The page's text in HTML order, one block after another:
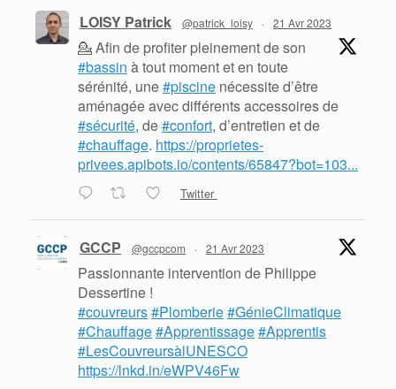
LOISY Patrick @patrick_loisy · 21 Avr 2023
💁 Afin de profiter pleinement de son
#bassin à tout moment et en toute
sérénité, une#piscine nécessite d’être
aménagée avec différents accessoires de
#sécurité, de#confort, d’entretien et de
#chauffage. https://proprietes-
privees.apibots.io/contents/65847?bot=103...
Twitter
GCCP @gccpcom · 21 Avr 2023
Passionnante intervention de Philippe
Dessertine !
#couvreurs#Plomberie#GénieClimatique
#Chauffage#Apprentissage#Apprentis
#LesCouvreursàlUNESCO
https://lnkd.in/eWPV46Fw